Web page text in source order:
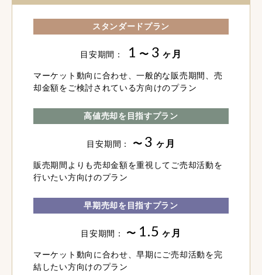
スタンダードプラン
目安期間： 1 〜 3 ヶ月
マーケット動向に合わせ、一般的な販売期間、売
却金額をご検討されている方向けのプラン
高値売却を目指すプラン
目安期間： 〜 3 ヶ月
販売期間よりも売却金額を重視してご売却活動を
行いたい方向けのプラン
早期売却を目指すプラン
目安期間： 〜 1.5 ヶ月
マーケット動向に合わせ、早期にご売却活動を完
結したい方向けのプラン